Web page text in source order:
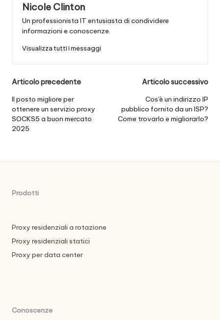
Nicole Clinton
Un professionista IT entusiasta di condividere
informazioni e conoscenze.
Visualizza tutti i messaggi
Navigazione
posticipata
Articolo precedente
Il posto migliore per
ottenere un servizio proxy
SOCKS5 a buon mercato
2025
Articolo successivo
Cos'è un indirizzo IP
pubblico fornito da un ISP?
Come trovarlo e migliorarlo?
Prodotti
Proxy residenziali a rotazione
Proxy residenziali statici
Proxy per data center
Conoscenze